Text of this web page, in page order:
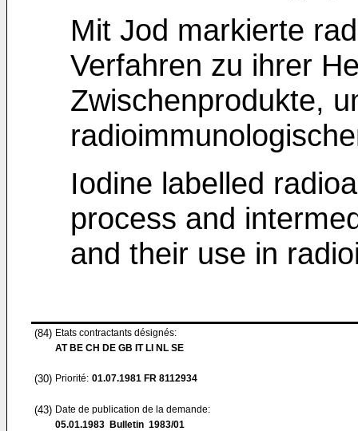
Mit Jod markierte
Verfahren zu ihrer
Zwischenprodukte,
Iodine labelled
process and
and their use in
(84) Etats contractants désignés:
AT BE CH DE GB IT LI NL SE
(30) Priorité: 01.07.1981 FR 8112934
(43) Date de publication de la demande:
05.01.1983 Bulletin 1983/01